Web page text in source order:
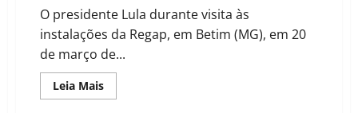
O presidente Lula durante visita às
instalações da Regap, em Betim (MG), em 20
de março de...
Leia MaisRead
more